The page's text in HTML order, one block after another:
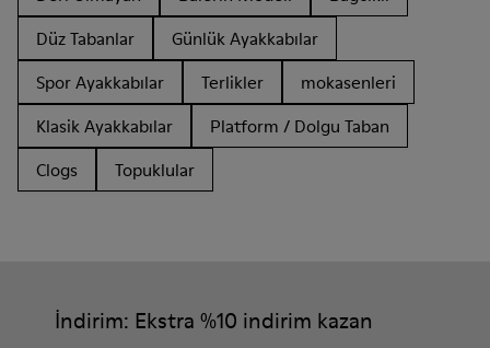
Düz Tabanlar
Günlük Ayakkabılar
Spor Ayakkabılar
Terlikler
mokasenleri
Klasik Ayakkabılar
Platform / Dolgu Taban
Clogs
Topuklular
İndirim: Ekstra %10 indirim kazan